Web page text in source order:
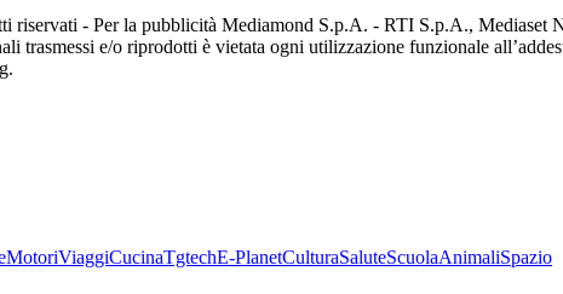
- Per la pubblicità Mediamond S.p.A. - RTI S.p.A., Mediaset
trasmessi e/o riprodotti è vietata ogni utilizzazione funzionale
MotoriViaggiCucinaTgtechE-PlanetCulturaSaluteScuolaAnimaliSpazio